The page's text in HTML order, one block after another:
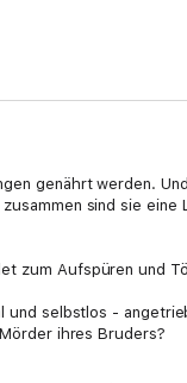
genährt werden.
sind sie eine
zum Aufspüren und
selbstlos -
ihres Bruders?